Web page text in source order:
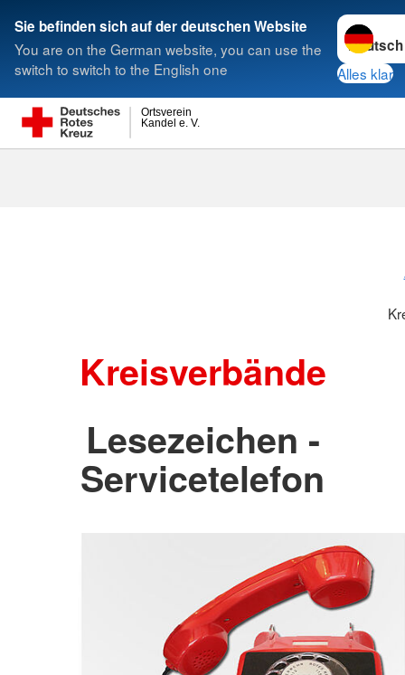
Sie befinden sich auf der deutschen Website
You are on the German website, you can use the
switch to switch to the English one
Sprache
Alles klar
Kandel e. V.
Ortsverein
Suche
Kreisverbände
Lesezeichen -
Servicetelefon